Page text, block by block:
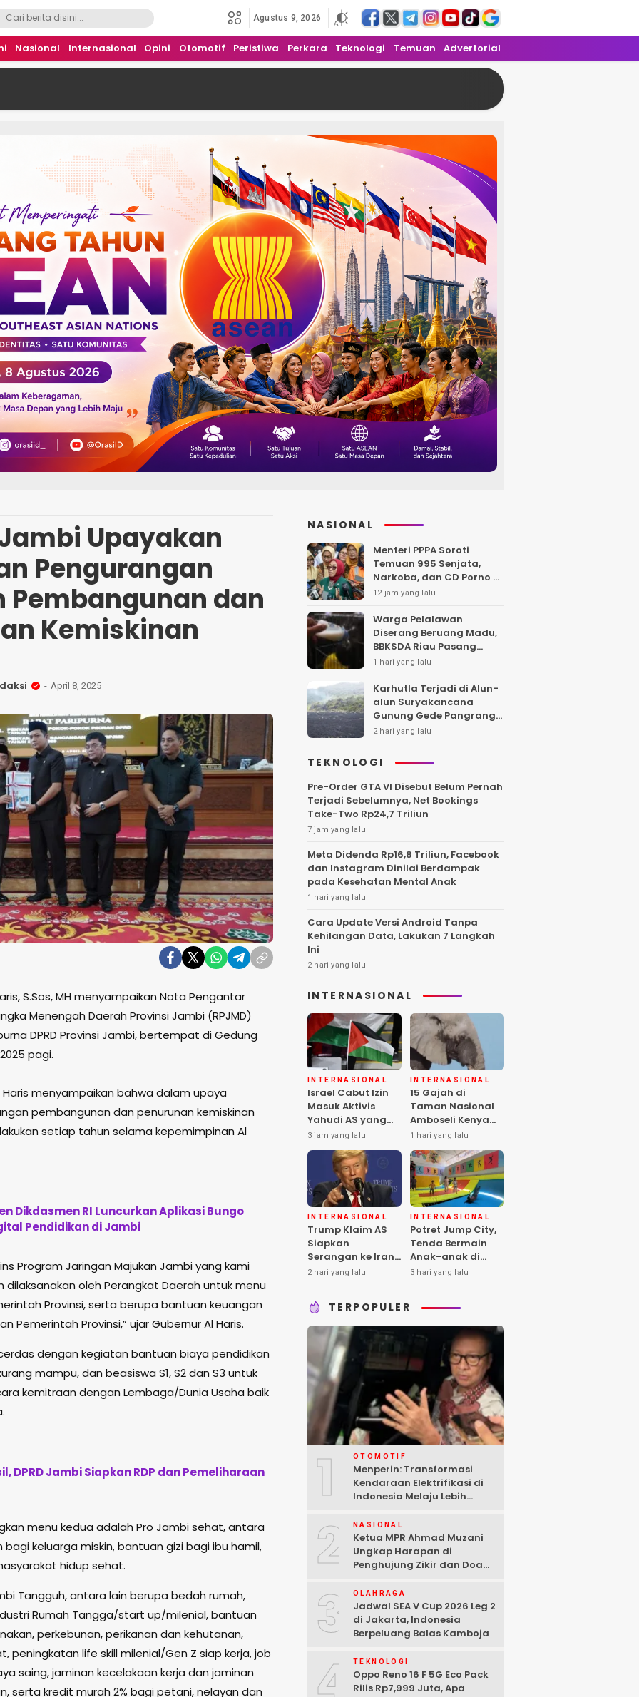
Agustus 9, 2026
Nasional Internasional Opini Otomotif Peristiwa Perkara Teknologi Temuan Advertorial
Upayakan
Pengurangan
dan
Kemiskinan
April 8, 2025
S.Sos, MH menyampaikan Nota Pengantar
Menengah Daerah Provinsi Jambi (RPJMD)
DPRD Provinsi Jambi, bertempat di Gedung
pagi.
menyampaikan bahwa dalam upaya
pembangunan dan penurunan kemiskinan
setiap tahun selama kepemimpinan Al
Dikdasmen RI Luncurkan Aplikasi Bungo
Pendidikan di Jambi
Program Jaringan Majukan Jambi yang kami
dilaksanakan oleh Perangkat Daerah untuk menu
Provinsi, serta berupa bantuan keuangan
Pemerintah Provinsi,” ujar Gubernur Al Haris.
dengan kegiatan bantuan biaya pendidikan
mampu, dan beasiswa S1, S2 dan S3 untuk
kemitraan dengan Lembaga/Dunia Usaha baik
DPRD Jambi Siapkan RDP dan Pemeliharaan
menu kedua adalah Pro Jambi sehat, antara
bagi keluarga miskin, bantuan gizi bagi ibu hamil,
hidup sehat.
Tangguh, antara lain berupa bedah rumah,
Rumah Tangga/start up/milenial, bantuan
perkebunan, perikanan dan kehutanan,
life skill milenial/Gen Z siap kerja, job
saing, jaminan kecelakaan kerja dan jaminan
serta kredit murah 2% bagi petani, nelayan dan
NASIONAL
Menteri PPPA Soroti
Temuan 995 Senjata,
Narkoba, dan CD Porno di
Sekolah Jaksel
12 jam yang lalu
Warga Pelalawan
Diserang Beruang Madu,
BBKSDA Riau Pasang
Kandang Jebak di Lokasi
1 hari yang lalu
Karhutla Terjadi di Alun-
alun Suryakancana
Gunung Gede Pangrango,
Api Berhasil Dipadamka
2 hari yang lalu
TEKNOLOGI
Pre-Order GTA VI Disebut Belum Pernah
Terjadi Sebelumnya, Net Bookings
Take-Two Rp24,7 Triliun
7 jam yang lalu
Meta Didenda Rp16,8 Triliun, Facebook
dan Instagram Dinilai Berdampak
pada Kesehatan Mental Anak
1 hari yang lalu
Cara Update Versi Android Tanpa
Kehilangan Data, Lakukan 7 Langkah
Ini
2 hari yang lalu
INTERNASIONAL
INTERNASIONAL
Israel Cabut Izin
Masuk Aktivis
Yahudi AS yang
Dukung Warga
Palestina
3 jam yang lalu
INTERNASIONAL
15 Gajah di
Taman Nasional
Amboseli Kenya
Mati, Diduga
Keracunan
Pestisida
1 hari yang lalu
INTERNASIONAL
Trump Klaim AS
Siapkan
Serangan ke Iran
Terbesar sejak
2 hari yang lalu
INTERNASIONAL
Potret Jump City,
Tenda Bermain
Anak-anak di
Tengah Perang
3 hari yang lalu
TERPOPULER
1 OTOMOTIF
Menperin: Transformasi
Kendaraan Elektrifikasi di
Indonesia Melaju Lebih
2 NASIONAL
Ketua MPR Ahmad Muzani
Ungkap Harapan di
Penghujung Zikir dan Doa
3 OLAHRAGA
Jadwal SEA V Cup 2026 Leg 2
di Jakarta, Indonesia
Berpeluang Balas Kamboja
TEKNOLOGI
Oppo Reno 16 F 5G Eco Pack
Rilis Rp7,999 Juta, Apa